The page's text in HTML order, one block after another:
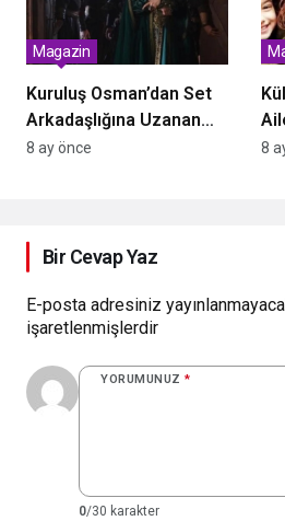
Kuruluş Osman’dan Set
Arkadaşlığına Uzanan
Sıradışı Aşk: Deniz Barut
Magazin
8 ay önce 8
Bir Cevap Yaz
E-posta adresiniz
işaretlenmişlerdir
YORUMUNUZ *
0/30 karakter